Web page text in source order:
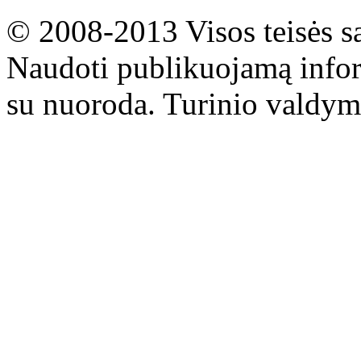
© 2008-2013 Visos teisės
Naudoti publikuojamą
su nuoroda. Turinio